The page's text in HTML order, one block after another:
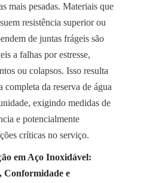
mais pesadas. Materiais que
resistência superior ou
de juntas frágeis são
a falhas por estresse,
ou colapsos. Isso resulta
completa da reserva de água
exigindo medidas de
e potencialmente
críticas no serviço.
em Aço Inoxidável:
Conformidade e